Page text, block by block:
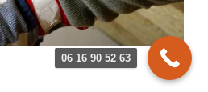
06 16 90 52 63